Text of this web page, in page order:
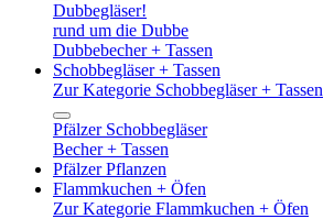
Dubbegläser!
rund um die Dubbe
Dubbebecher + Tassen
Schobbegläser + Tassen
Zur Kategorie Schobbegläser + Tassen
Pfälzer Schobbegläser
Becher + Tassen
Pfälzer Pflanzen
Flammkuchen + Öfen
Zur Kategorie Flammkuchen + Öfen